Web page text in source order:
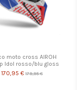
moto cross AIROH
Idol rosso/blu gloss
170,95 € 179,95 €